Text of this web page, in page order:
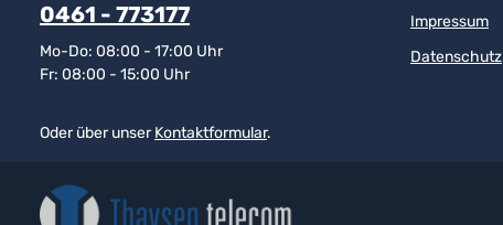
0461 - 773177
Mo-Do: 08:00 - 17:00 Uhr
Fr: 08:00 - 15:00 Uhr
Oder über unserKontaktformular.
Impressum
Datenschutz